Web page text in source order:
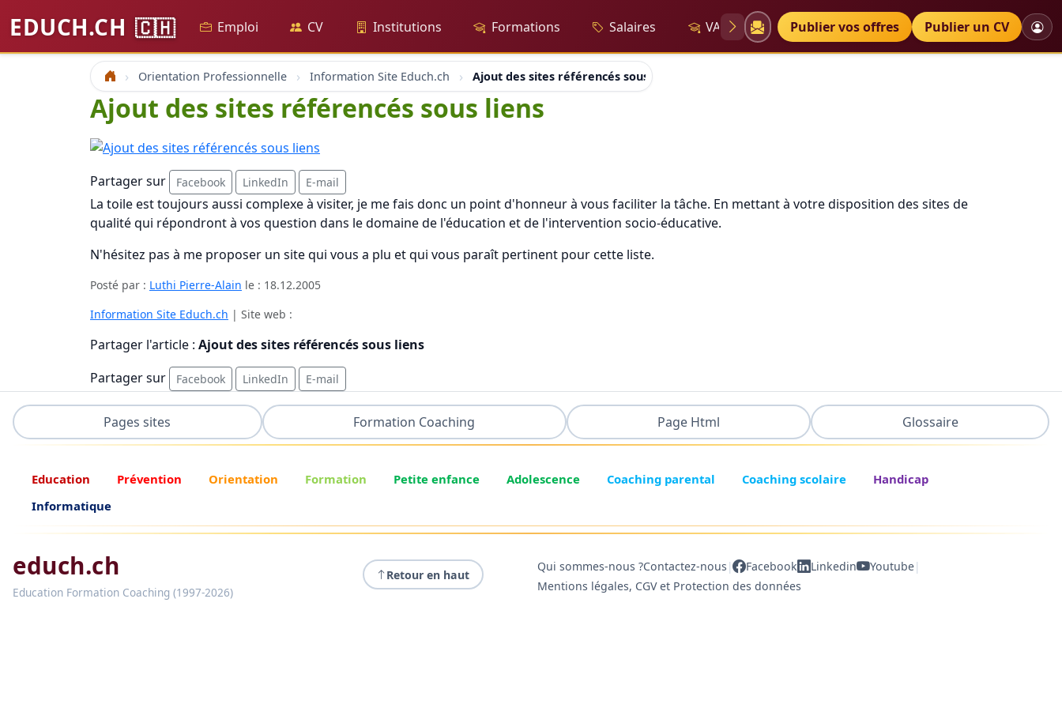
EDUCH.CH 🇨🇭 Emploi CV Institutions Formations Salaires VAE Diplômes Petites annonces
Publier vos offres Publier un CV
Accueil Orientation Professionnelle Information Site Educh.ch Ajout des sites référencés sous liens
Ajout des sites référencés sous liens
Partager sur Facebook LinkedIn E-mail
La toile est toujours aussi complexe à visiter, je me fais donc un point d'honneur à vous faciliter la tâche. En mettant à votre disposition des sites de
qualité qui répondront à vos question dans le domaine de l'éducation et de l'intervention socio-éducative.
N'hésitez pas à me proposer un site qui vous a plu et qui vous paraît pertinent pour cette liste.
Posté par : Luthi Pierre-Alain le : 18.12.2005
Information Site Educh.ch | Site web :
Partager l'article : Ajout des sites référencés sous liens
Partager sur
Facebook LinkedIn E-mail
Pages sites Formation Coaching Page Html Glossaire
Education Prévention Orientation Formation Petite enfance Adolescence Coaching parental Coaching scolaire
Handicap
Informatique
educh.ch
Education Formation Coaching (1997-2026)
Retour en haut
Qui sommes-nous ?Contactez-nous | Facebook Linkedin Youtube|
Mentions légales, CGV et Protection des données